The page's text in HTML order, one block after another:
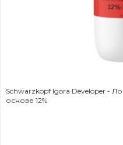
Schwarzkopf Igora Developer - Лосьон-окислитель на масляной
основе 12%